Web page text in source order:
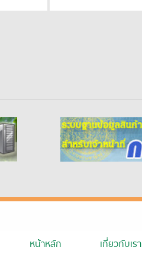
หน้าหลัก เกี่ยวกับเรา